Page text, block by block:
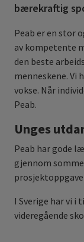
bærekraftig
Peab er en stor
av kompetente
den beste
menneskene. Vi
vokse. Når
Peab.
Unges
Peab har gode
gjennom
I Sverige har vi i
videregående